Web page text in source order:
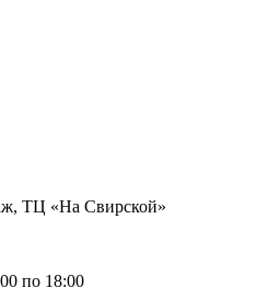
ТЦ «На Свирской»
по 18:00